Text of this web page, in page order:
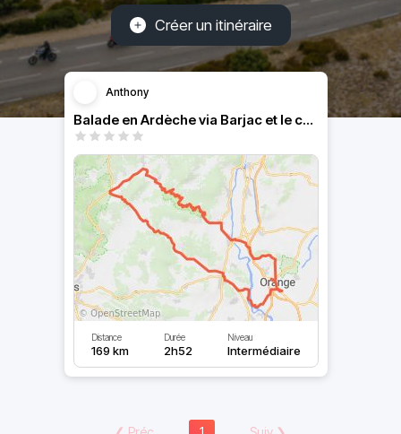
Créer un itinéraire
Anthony
Balade en Ardèche via Barjac et le col de la Serres
Distance
169 km
Durée
2h52
Niveau
Intermédiaire